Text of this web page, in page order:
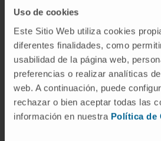
Uso de cookies
Este Sitio Web utiliza cookies
diferentes finalidades, como
usabilidad de la página web,
preferencias o realizar analíticas
web. A continuación, puede
rechazar o bien aceptar todas las
información en nuestra Política de
colaboración con el grupo de
del Cima, trabaja en el estudio
del cáncer desde el año 2012,
financiación obtenida de
públicas y privadas. El trabajo
último número de Nature
múltiples mejoras con
publicado en esta misma